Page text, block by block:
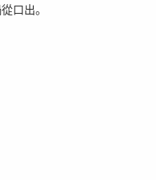
口出。